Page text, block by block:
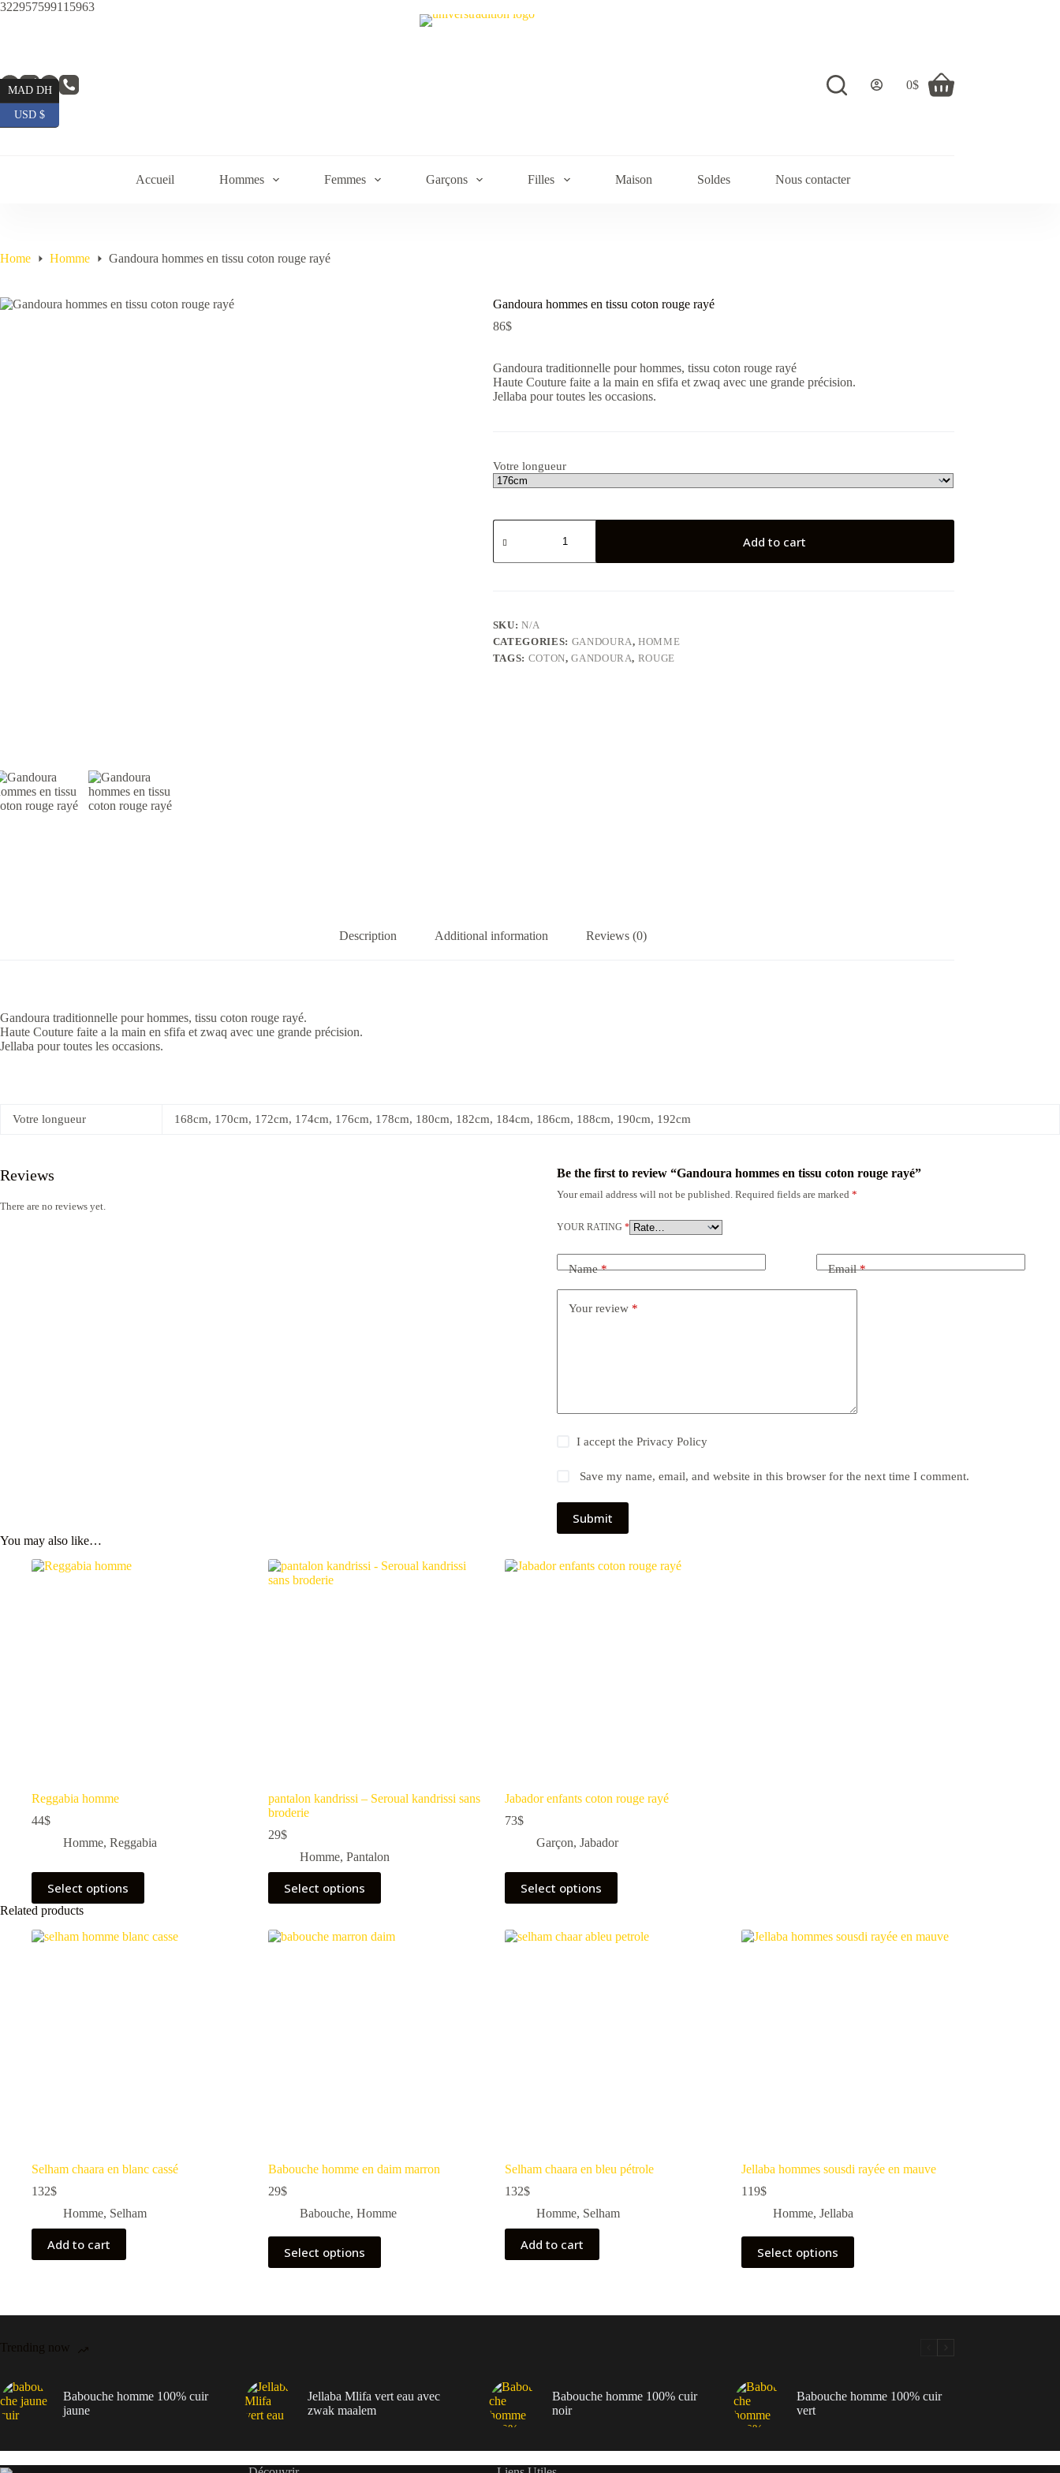
322957599115963Skip
Shopping
0$
Accueil Hommes Femmes Garçons Filles Maison Soldes Nous contacter
Home Homme Gandoura hommes en tissu coton rouge rayé
Gandoura hommes en tissu coton rouge rayé
86$
Gandoura traditionnelle pour hommes, tissu coton rouge rayé
Haute Couture faite a la main en sfifa et zwaq avec une grande précision.
Jellaba pour toutes les occasions.
Votre longueur
Gandoura
hommes
tissu
quantity
Add to cart
SKU:N/A
CATEGORIES: GANDOURA,HOMME
TAGS: COTON,GANDOURA, ROUGE
Description Additional information Reviews (0)
Gandoura traditionnelle pour hommes, tissu coton rouge rayé.
Haute Couture faite a la main en sfifa et zwaq avec une grande précision.
Jellaba pour toutes les occasions.
Votre longueur 168cm, 170cm, 172cm, 174cm, 176cm, 178cm, 180cm, 182cm, 184cm, 186cm, 188cm, 190cm, 192cm
Reviews
There are no reviews yet.
Be the first to review “Gandoura hommes en tissu coton rouge rayé”
Your email address will not be published. Required fields are marked *
YOUR RATING *
Name* Email*
Your review *
I accept the Privacy Policy
Save my name, email, and website in this browser for the next time I comment.
Submit
You may also like…
Reggabia homme
44$
Homme, Reggabia
Select options
pantalon kandrissi – Seroual kandrissi sans
broderie
29$
Homme, Pantalon
Select options
Jabador enfants coton rouge rayé
73$
Garçon, Jabador
Select options
Related products
Selham chaara en blanc cassé
132$
Homme, Selham
Add to cart
Babouche homme en daim marron
29$
Babouche, Homme
Select options
Selham chaara en bleu pétrole
132$
Homme, Selham
Add to cart
Jellaba hommes sousdi rayée en mauve
119$
Homme, Jellaba
Select options
Trending now
Babouche homme 100% cuir
jaune
Jellaba Mlifa vert eau avec
zwak maalem
Babouche homme 100% cuir
noir
Babouche homme 100% cuir
vert
MAD DH
USD $